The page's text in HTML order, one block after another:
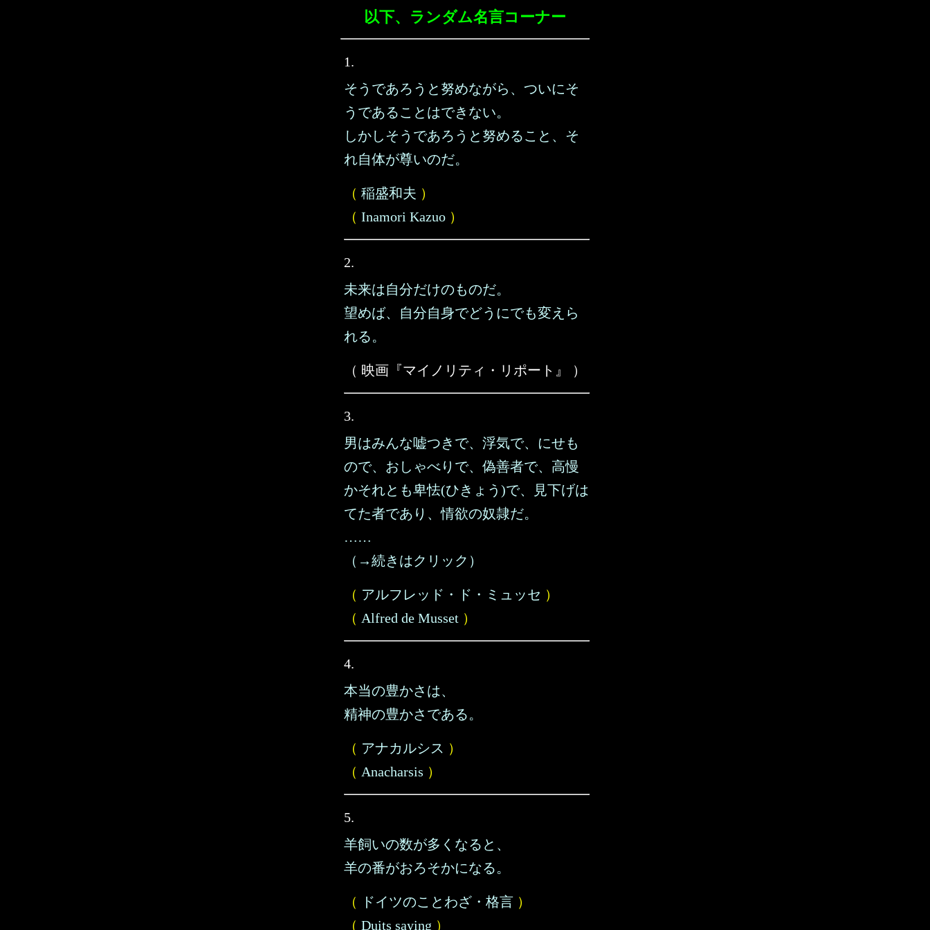
以下、ランダム名言コーナー
1.
そうであろうと努めながら、ついにそ
うであることはできない。
しかしそうであろうと努めること、そ
れ自体が尊いのだ。
（ 稲盛和夫 ）
（ Inamori Kazuo ）
2.
未来は自分だけのものだ。
望めば、自分自身でどうにでも変えら
れる。
（ 映画『マイノリティ・リポート』 ）
3.
男はみんな嘘つきで、浮気で、にせも
ので、おしゃべりで、偽善者で、高慢
かそれとも卑怯(ひきょう)で、見下げは
てた者であり、情欲の奴隷だ。
……
（→続きはクリック）
（ アルフレッド・ド・ミュッセ ）
（ Alfred de Musset ）
4.
本当の豊かさは、
精神の豊かさである。
（ アナカルシス ）
（ Anacharsis ）
5.
羊飼いの数が多くなると、
羊の番がおろそかになる。
（ ドイツのことわざ・格言 ）
（ Duits saying ）